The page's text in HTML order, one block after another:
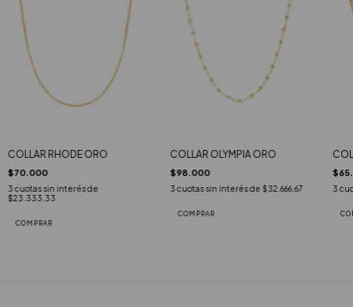
COLLAR RHODE ORO
$70.000
3 cuotas sin interés de
$23.333,33
COLLAR OLYMPIA ORO
$98.000
3 cuotas sin interés de $32.666,67 3